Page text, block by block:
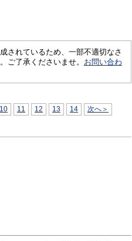
されているため、一部不適切なさ
ご了承くださいませ。 お問い合わ
10 11 12 13 14 次へ＞